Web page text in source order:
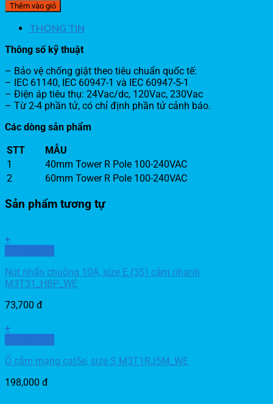
Thêm vào giỏ
THÔNG TIN
Thông số kỹ thuật
– Bảo vệ chống giật theo tiêu chuẩn quốc tế:
– IEC 61140, IEC 60947-1 và IEC 60947-5-1
– Điện áp tiêu thụ: 24Vac/dc, 120Vac, 230Vac
– Từ 2-4 phần tử, có chỉ định phần tử cảnh báo.
Các dòng sản phẩm
STT
MẪU
1
40mm Tower R Pole 100-240VAC
2
60mm Tower R Pole 100-240VAC
Sản phẩm tương tự
+
Nút nhấn chuông 10A, size E (3S) cắm nhanh
M3T31_HBP_WE
73,700 đ
+
Ổ cắm mạng cat5e, size S M3T1RJ5M_WE
198,000 đ